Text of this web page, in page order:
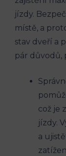
jízdy.
místě, a
stav dveří ​a
pár⁢ důvodů,
což je
jízdy.
a